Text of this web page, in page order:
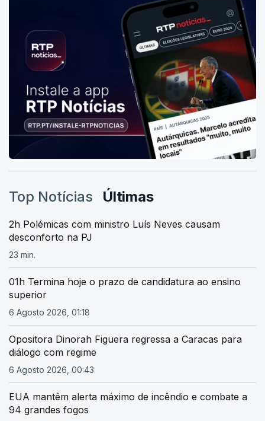
Top Notícias Últimas
2h Polémicas com ministro Luís Neves causam
desconforto na PJ
23 min.
01h Termina hoje o prazo de candidatura ao ensino
superior
6 Agosto 2026, 01:18
Opositora Dinorah Figuera regressa a Caracas para
diálogo com regime
6 Agosto 2026, 00:43
EUA mantêm alerta máximo de incêndio e combate a
94 grandes fogos